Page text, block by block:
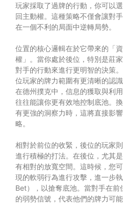
玩家採取了過牌的行動，你可以
回主動權。這種策略不僅會讓對
在一個不利的局面中逆轉局勢。
位置的核心邏輯在於它帶來的「
權」。當你處於後位，特別是莊
對手的行動來進行更明智的決策
位玩家的牌力範圍有更清晰的認
在德州撲克中，信息的獲取與利
往往能讓你更有效地控制底池。
有更強的洞察力時，這將直接影
略。
相對於前位的收緊，後位的玩家
進行積極的打法。在後位，尤其
有相對的放寬空間。這時候，您
現的軟弱行為進行攻擊，進一步
Bet），以搶奪底池。當對手在
的弱勢信號，代表他們的牌力可